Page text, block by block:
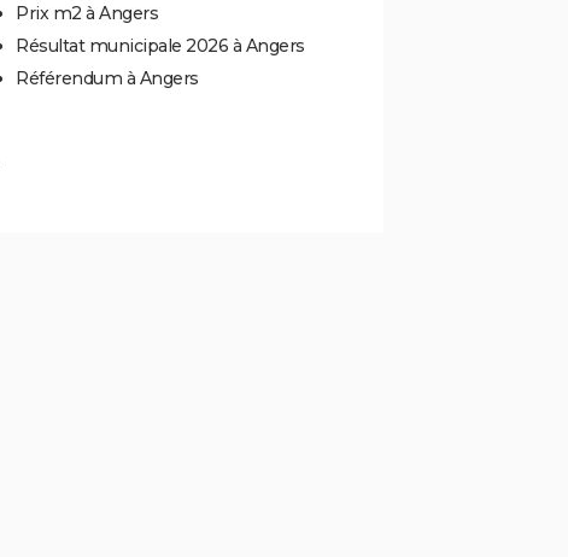
Prix m2 à Angers
Résultat municipale 2026 à Angers
Référendum à Angers